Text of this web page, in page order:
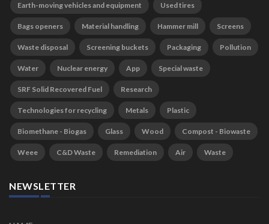
Earth-moving vehicles and equipment Used tires
Bags openers Material handling Hammer mill Screens
Waste disposal Screening buckets Packaging Pollution
Water Nuclear energy App Special waste
SRF Solid Recovered Fuel Research
Technologies for recycling Metals Plastic
Biomethane - Biogas Glass Wood Compost - Biowaste
Weee C&D Waste Remediation Air Waste
NEWSLETTER